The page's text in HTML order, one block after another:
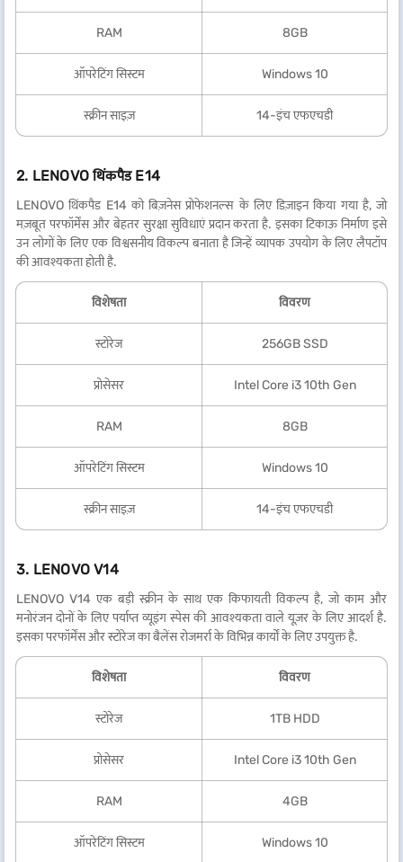
RAM 8GB
ऑपरेटिंग सिस्टम Windows 10
स्क्रीन साइज़ 14-इंच एफएचडी
2. LENOVO थिंकपैड E14
LENOVO थिंकपैड E14 को बिज़नेस प्रोफेशनल्स के लिए डिज़ाइन किया गया है, जो
मज़बूत परफॉर्मेंस और बेहतर सुरक्षा सुविधाएं प्रदान करता है. इसका टिकाऊ निर्माण इसे
उन लोगों के लिए एक विश्वसनीय विकल्प बनाता है जिन्हें व्यापक उपयोग के लिए लैपटॉप
की आवश्यकता होती है.
विशेषता विवरण
स्टोरेज 256GB SSD
प्रोसेसर Intel Core i3 10th Gen
RAM 8GB
ऑपरेटिंग सिस्टम Windows 10
स्क्रीन साइज़ 14-इंच एफएचडी
3. LENOVO V14
LENOVO V14 एक बड़ी स्क्रीन के साथ एक किफायती विकल्प है, जो काम और
मनोरंजन दोनों के लिए पर्याप्त व्यूइंग स्पेस की आवश्यकता वाले यूज़र के लिए आदर्श है.
इसका परफॉर्मेंस और स्टोरेज का बैलेंस रोजमर्रा के विभिन्न कार्यों के लिए उपयुक्त है.
विशेषता विवरण
स्टोरेज 1TB HDD
प्रोसेसर Intel Core i3 10th Gen
RAM 4GB
ऑपरेटिंग सिस्टम Windows 10